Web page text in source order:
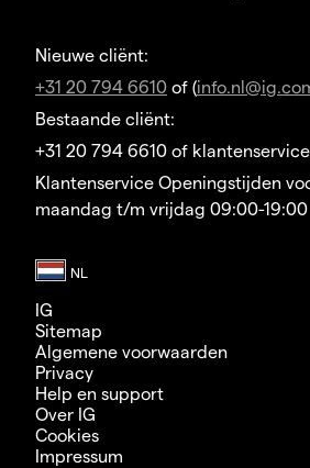
Nieuwe cliënt:
+31 20 794 6610 of (
Bestaande cliënt:
+31 20 794 6610 of
Klantenservice Openingstijden
maandag t/m vrijdag 09:00-19:00
IG
Sitemap
Algemene voorwaarden
Privacy
Help en support
Over IG
Cookies
Impressum